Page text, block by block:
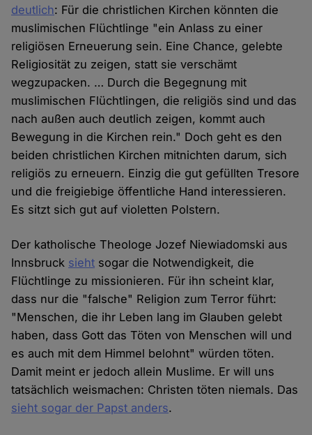
deutlich: Für die christlichen Kirchen könnten die
muslimischen Flüchtlinge "ein Anlass zu einer
religiösen Erneuerung sein. Eine Chance, gelebte
Religiosität zu zeigen, statt sie verschämt
wegzupacken. … Durch die Begegnung mit
muslimischen Flüchtlingen, die religiös sind und das
nach außen auch deutlich zeigen, kommt auch
Bewegung in die Kirchen rein." Doch geht es den
beiden christlichen Kirchen mitnichten darum, sich
religiös zu erneuern. Einzig die gut gefüllten Tresore
und die freigiebige öffentliche Hand interessieren.
Es sitzt sich gut auf violetten Polstern.
Der katholische Theologe Jozef Niewiadomski aus
Innsbruck sieht sogar die Notwendigkeit, die
Flüchtlinge zu missionieren. Für ihn scheint klar,
dass nur die "falsche" Religion zum Terror führt:
"Menschen, die ihr Leben lang im Glauben gelebt
haben, dass Gott das Töten von Menschen will und
es auch mit dem Himmel belohnt" würden töten.
Damit meint er jedoch allein Muslime. Er will uns
tatsächlich weismachen: Christen töten niemals. Das
sieht sogar der Papst anders.